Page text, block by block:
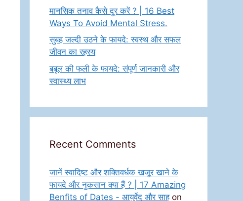
मानसिक तनाव कैसे दूर करें ? | 16 Best
Ways To Avoid Mental Stress.
सुबह जल्दी उठने के फायदे: स्वस्थ और सफल
जीवन का रहस्य
बबूल की फली के फायदे: संपूर्ण जानकारी और
स्वास्थ्य लाभ
Recent Comments
जानें स्वादिष्ट और शक्तिवर्धक खजूर खाने के
फायदे और नुकसान क्या हैं ? | 17 Amazing
Benfits of Dates - आयुर्वेद और साहon